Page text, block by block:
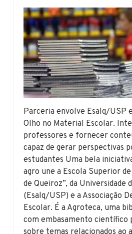
Parceria envolve Esalq/USP
Olho no Material Escolar.
professores e fornecer
capaz de gerar perspectivas
estudantes Uma bela
agro une a Escola Superior
de Queiroz”, da Universidade
(Esalq/USP) e a Associação
Escolar. É a Agroteca, uma
com embasamento científico